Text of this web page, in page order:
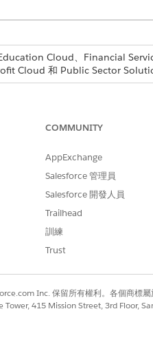
Cloud、Financial
Cloud 和 Public Sector
完成工作。COMMUNITY
AppExchange
Salesforce 管理員
Salesforce 開發人員
Trailhead
訓練
Trust
Inc. 保留所有權利。各個商標屬
Tower, 415 Mission Street, 3rd Floor,